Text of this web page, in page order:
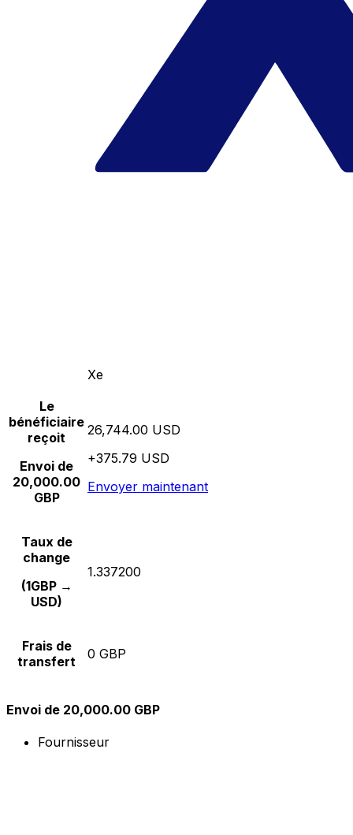
Xe
Le
bénéficiaire
reçoit
Envoi de
20,000.00
GBP
26,744.00 USD
+375.79 USD
Envoyer maintenant
Taux de
change
(1GBP →
USD)
1.337200
Frais de
transfert
0 GBP
Envoi de 20,000.00 GBP
Fournisseur